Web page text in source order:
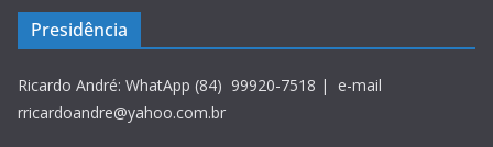
Presidência
Ricardo André: WhatApp (84) 99920-7518 | e-mail
rricardoandre@yahoo.com.br